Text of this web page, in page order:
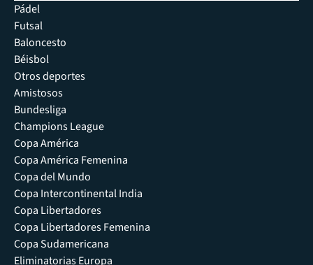
Pádel
Futsal
Baloncesto
Béisbol
Otros deportes
Amistosos
Bundesliga
Champions League
Copa América
Copa América Femenina
Copa del Mundo
Copa Intercontinental India
Copa Libertadores
Copa Libertadores Femenina
Copa Sudamericana
Eliminatorias Europa